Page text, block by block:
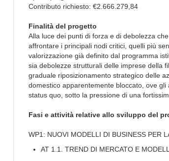
Contributo richiesto: €2.666.279,84
Finalità del progetto
Alla luce dei punti di forza e di debolezza
affrontare i principali nodi critici, quelli più
valorizzazione già definito dal programma
sia debolezze strutturali delle imprese della
graduale riposizionamento strategico delle
domestico apparentemente bloccato, ove
status quo, sotto la pressione di una
Fasi e attività relative allo sviluppo del
WP1: NUOVI MODELLI DI BUSINESS PER
AT 1.1. TREND DI MERCATO E